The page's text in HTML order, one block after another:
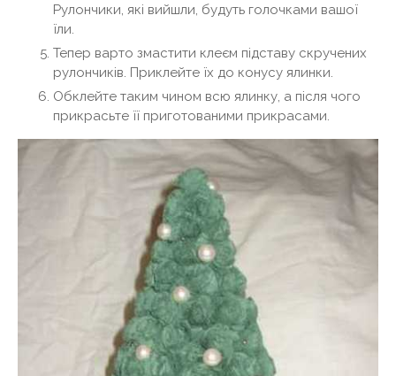
Рулончики, які вийшли, будуть голочками вашої
їли.
Тепер варто змастити клеєм підставу скручених
рулончиків. Приклейте їх до конусу ялинки.
Обклейте таким чином всю ялинку, а після чого
прикрасьте її приготованими прикрасами.